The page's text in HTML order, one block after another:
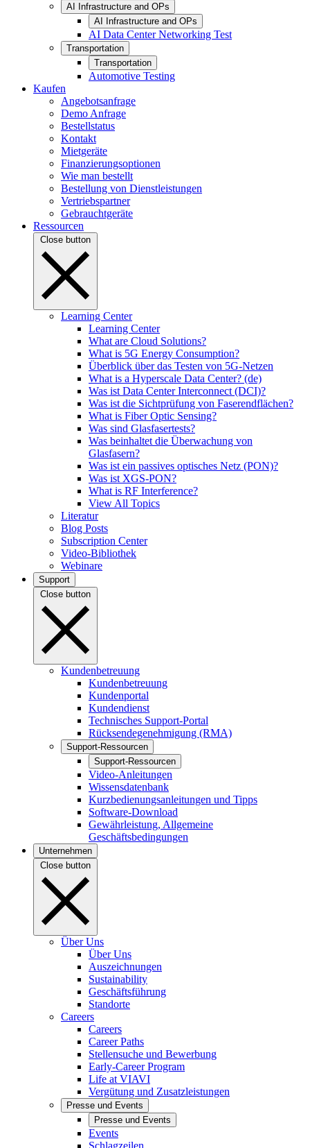
AI Infrastructure and OPs
AI Infrastructure and OPs
AI Data Center Networking Test
Transportation
Transportation
Automotive Testing
Kaufen
Angebotsanfrage
Demo Anfrage
Bestellstatus
Kontakt
Mietgeräte
Finanzierungsoptionen
Wie man bestellt
Bestellung von Dienstleistungen
Vertriebspartner
Gebrauchtgeräte
Ressourcen
Close button
Learning Center
Learning Center
What are Cloud Solutions?
What is 5G Energy Consumption?
Überblick über das Testen von 5G-Netzen
What is a Hyperscale Data Center? (de)
Was ist Data Center Interconnect (DCI)?
Was ist die Sichtprüfung von Faserendflächen?
What is Fiber Optic Sensing?
Was sind Glasfasertests?
Was beinhaltet die Überwachung von
Glasfasern?
Was ist ein passives optisches Netz (PON)?
Was ist XGS-PON?
What is RF Interference?
View All Topics
Literatur
Blog Posts
Subscription Center
Video-Bibliothek
Webinare
Support
Close button
Kundenbetreuung
Kundenbetreuung
Kundenportal
Kundendienst
Technisches Support-Portal
Rücksendegenehmigung (RMA)
Support-Ressourcen
Support-Ressourcen
Video-Anleitungen
Wissensdatenbank
Kurzbedienungsanleitungen und Tipps
Software-Download
Gewährleistung, Allgemeine
Geschäftsbedingungen
Unternehmen
Close button
Über Uns
Über Uns
Auszeichnungen
Sustainability
Geschäftsführung
Standorte
Careers
Careers
Career Paths
Stellensuche und Bewerbung
Early-Career Program
Life at VIAVI
Vergütung und Zusatzleistungen
Presse und Events
Presse und Events
Events